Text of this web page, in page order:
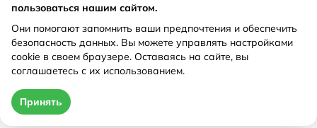
Рецепт
Не требуется
пользоваться нашим сайтом.
Они помогают запомнить ваши предпочтения и обеспечить
безопасность данных. Вы можете управлять настройками
cookie в своем браузере. Оставаясь на сайте, вы
соглашаетесь с их использованием.
Принять